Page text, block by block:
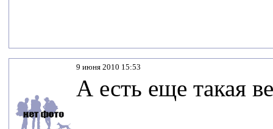
9 июня 2010 15:53
А есть еще такая